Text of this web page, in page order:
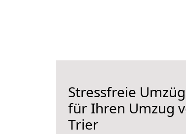
Stressfreie
für Ihren Umzug
Trier